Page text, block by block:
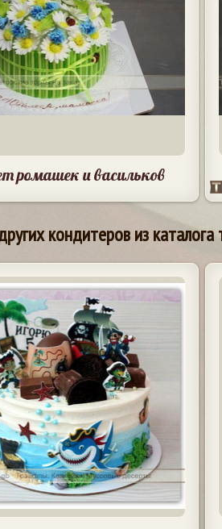
ромашек и васильков
кондитеров из